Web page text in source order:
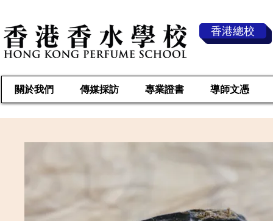
香港總校
關於我們 傳媒採訪 專業證書 導師文憑